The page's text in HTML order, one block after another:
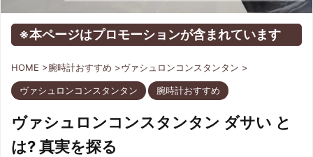
※本ページはプロモーションが含まれています
HOME >腕時計おすすめ >ヴァシュロンコンスタンタン >
ヴァシュロンコンスタンタン 腕時計おすすめ
ヴァシュロンコンスタンタン ダサい と
は? 真実を探る